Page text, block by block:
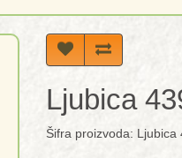
Ljubica
Šifra proizvoda: Ljubica